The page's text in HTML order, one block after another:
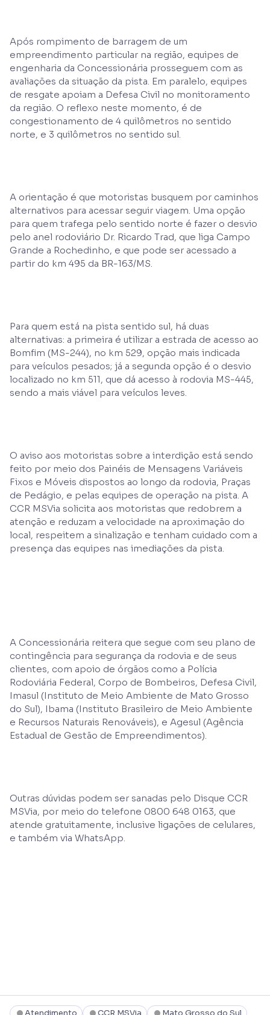
Após rompimento de barragem de um
empreendimento particular na região, equipes de
engenharia da Concessionária prosseguem com as
avaliações da situação da pista. Em paralelo, equipes
de resgate apoiam a Defesa Civil no monitoramento
da região. O reflexo neste momento, é de
congestionamento de 4 quilômetros no sentido
norte, e 3 quilômetros no sentido sul.
A orientação é que motoristas busquem por caminhos
alternativos para acessar seguir viagem. Uma opção
para quem trafega pelo sentido norte é fazer o desvio
pelo anel rodoviário Dr. Ricardo Trad, que liga Campo
Grande a Rochedinho, e que pode ser acessado a
partir do km 495 da BR-163/MS.
Para quem está na pista sentido sul, há duas
alternativas: a primeira é utilizar a estrada de acesso ao
Bomfim (MS-244), no km 529, opção mais indicada
para veículos pesados; já a segunda opção é o desvio
localizado no km 511, que dá acesso à rodovia MS-445,
sendo a mais viável para veículos leves.
O aviso aos motoristas sobre a interdição está sendo
feito por meio dos Painéis de Mensagens Variáveis
Fixos e Móveis dispostos ao longo da rodovia, Praças
de Pedágio, e pelas equipes de operação na pista. A
CCR MSVia solicita aos motoristas que redobrem a
atenção e reduzam a velocidade na aproximação do
local, respeitem a sinalização e tenham cuidado com a
presença das equipes nas imediações da pista.
A Concessionária reitera que segue com seu plano de
contingência para segurança da rodovia e de seus
clientes, com apoio de órgãos como a Polícia
Rodoviária Federal, Corpo de Bombeiros, Defesa Civil,
Imasul (Instituto de Meio Ambiente de Mato Grosso
do Sul), Ibama (Instituto Brasileiro de Meio Ambiente
e Recursos Naturais Renováveis), e Agesul (Agência
Estadual de Gestão de Empreendimentos).
Outras dúvidas podem ser sanadas pelo Disque CCR
MSVia, por meio do telefone 0800 648 0163, que
atende gratuitamente, inclusive ligações de celulares,
e também via WhatsApp.
Atendimento CCR MSVia Mato Grosso do Sul